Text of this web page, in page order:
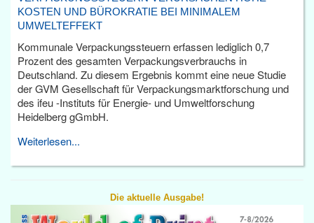
KOSTEN UND BÜROKRATIE BEI MINIMALEM
UMWELTEFFEKT
Kommunale Verpackungssteuern erfassen lediglich 0,7
Prozent des gesamten Verpackungsverbrauchs in
Deutschland. Zu diesem Ergebnis kommt eine neue Studie
der GVM Gesellschaft für Verpackungsmarktforschung und
des ifeu -Instituts für Energie- und Umweltforschung
Heidelberg gGmbH.
Weiterlesen...
Die aktuelle Ausgabe!